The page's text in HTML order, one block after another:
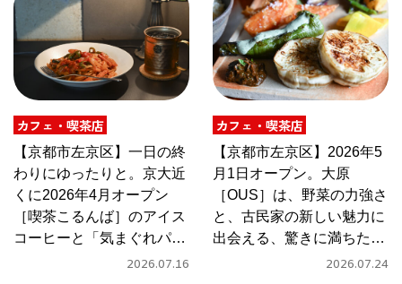
カフェ・喫茶店
【京都市左京区】一日の終
わりにゆったりと。京大近
くに2026年4月オープン
［喫茶こるんば］のアイス
コーヒーと「気まぐれパス
2026.07.16
カフェ・喫茶店
【京都市左京区】2026年5
月1日オープン。大原
［OUS］は、野菜の力強さ
と、古民家の新しい魅力に
出会える、驚きに満ちたカ
2026.07.24